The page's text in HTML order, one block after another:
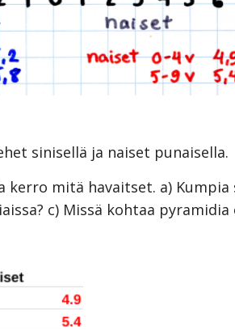
sinisellä ja naiset punaisella.
mitä havaitset. a) Kumpia
c) Missä kohtaa